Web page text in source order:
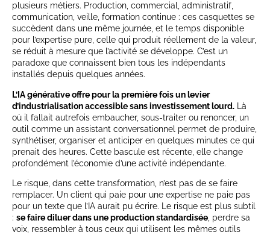
plusieurs métiers. Production, commercial, administratif,
communication, veille, formation continue : ces casquettes se
succèdent dans une même journée, et le temps disponible
pour l’expertise pure, celle qui produit réellement de la valeur,
se réduit à mesure que l’activité se développe. C’est un
paradoxe que connaissent bien tous les indépendants
installés depuis quelques années.
L’IA générative offre pour la première fois un levier
d’industrialisation accessible sans investissement lourd. Là
où il fallait autrefois embaucher, sous-traiter ou renoncer, un
outil comme un assistant conversationnel permet de produire,
synthétiser, organiser et anticiper en quelques minutes ce qui
prenait des heures. Cette bascule est récente, elle change
profondément l’économie d’une activité indépendante.
Le risque, dans cette transformation, n’est pas de se faire
remplacer. Un client qui paie pour une expertise ne paie pas
pour un texte que l’IA aurait pu écrire. Le risque est plus subtil
: se faire diluer dans une production standardisée , perdre sa
voix, ressembler à tous ceux qui utilisent les mêmes outils